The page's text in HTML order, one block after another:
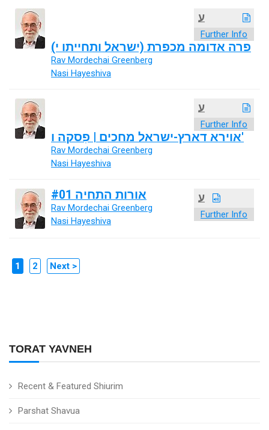
TORAT YAVNEH
Recent & Featured Shiurim
Parshat Shavua
ע
Further Info
פרה אדומה מכפרת (ישראל ותחייתו י)
Rav Mordechai Greenberg
Nasi Hayeshiva
ע
Further Info
אוירא דארץ-ישראל מחכים | פִסקה ו'
Rav Mordechai Greenberg
Nasi Hayeshiva
ע
Further Info
אורות התחיה #01
Rav Mordechai Greenberg
Nasi Hayeshiva
1 2 Next >